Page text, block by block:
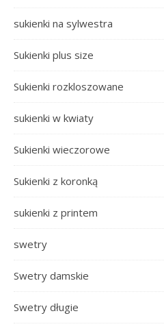
sukienki na sylwestra
Sukienki plus size
Sukienki rozkloszowane
sukienki w kwiaty
Sukienki wieczorowe
Sukienki z koronką
sukienki z printem
swetry
Swetry damskie
Swetry długie